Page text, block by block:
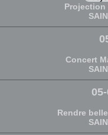
Projection
Concert
Rendre